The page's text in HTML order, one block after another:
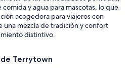
y agua para mascotas, lo que
acogedora para viajeros con
una mezcla de tradición y confort
distintivo.
Terrytown